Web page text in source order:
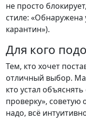
не просто
стиле:
карантин»).
Для кого
Тем, кто хочет
отличный выбор.
кто устал
проверку», советую
надо, всё